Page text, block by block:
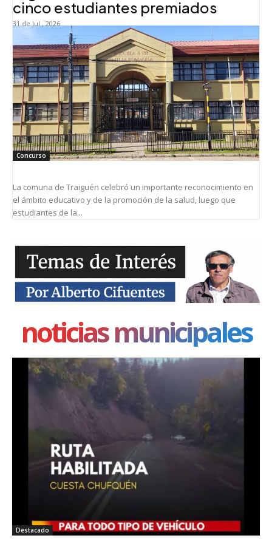
cinco estudiantes premiados
31 de Jul , 2026
Concurso
La comuna de Traiguén celebró un importante reconocimiento en
el ámbito educativo y de la promoción de la salud, luego que
estudiantes de la...
noticias municipales
Destacado